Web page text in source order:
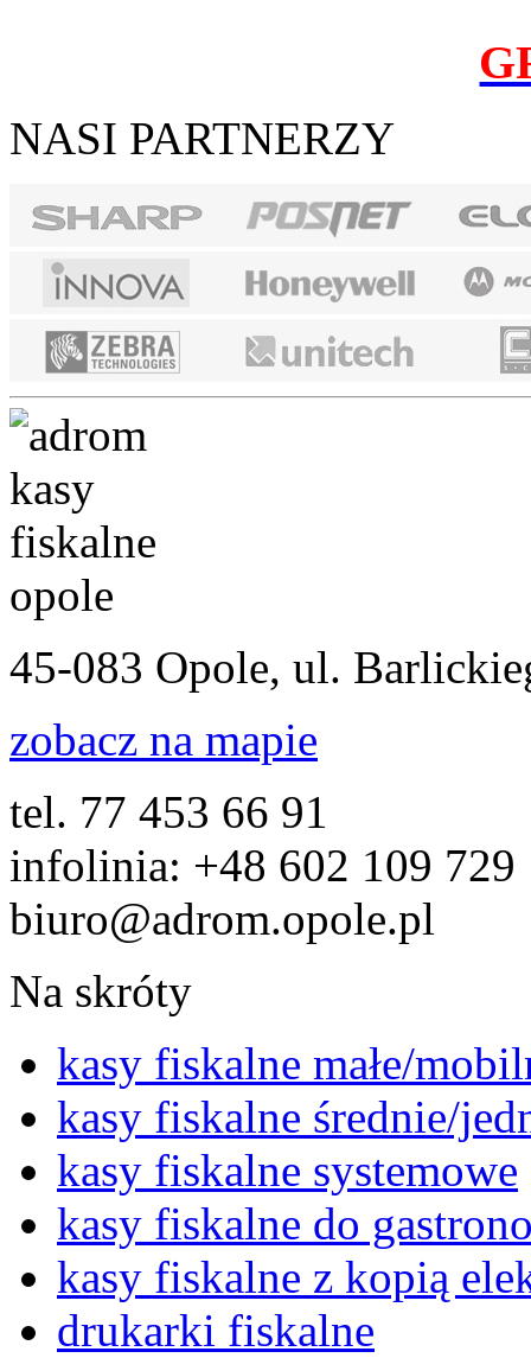
NASI PARTNERZY
45-083 Opole, ul.
zobacz na mapie
tel. 77 453 66 91
infolinia: +48 602 109 729
biuro@adrom.opole.pl
Na skróty
kasy fiskalne małe/
kasy fiskalne średnie/
kasy fiskalne systemowe
kasy fiskalne do
kasy fiskalne z kopią
drukarki fiskalne